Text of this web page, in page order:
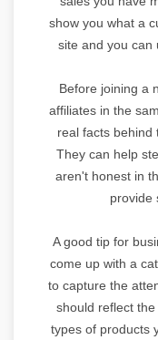
show you what a
site and you can
Before joining a
affiliates in the
real facts behind
They can help
aren't honest in
provide
A good tip for
come up with a
to capture the
should reflect
types of products